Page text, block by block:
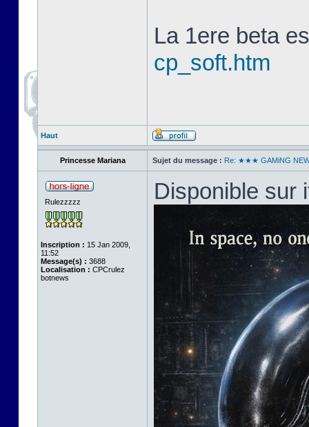
La 1ere beta
cp_soft.htm
Haut
Princesse Mariana Sujet du message : Re: ★★★ GAMiNG
Rulezzzzz
Inscription : 15 Jan 2009,
11:52
Message(s) : 3688
Localisation : CPCrulez
botnews
Disponible sur